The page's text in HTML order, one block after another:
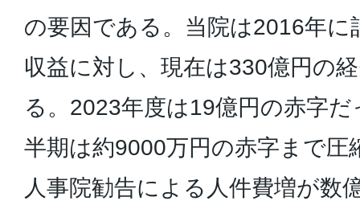
の要因である。当院は2016年
収益に対し、現在は330億円の
る。2023年度は19億円の赤字
半期は約9000万円の赤字まで圧
人事院勧告による人件費増が数